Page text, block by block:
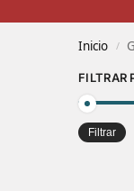
Inicio /
FILTRAR
Filtrar